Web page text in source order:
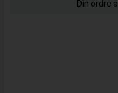
Din ordre